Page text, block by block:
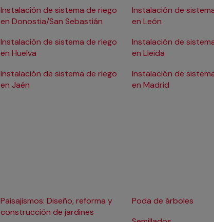
Instalación de sistema de riego
en Donostia/San Sebastián
Instalación de sistema de riego
en Huelva
Instalación de sistema de riego
en Jaén
Instalación de
en León
Instalación de
en Lleida
Instalación de
en Madrid
Paisajismos: Diseño, reforma y
construcción de jardines
Poda de árboles